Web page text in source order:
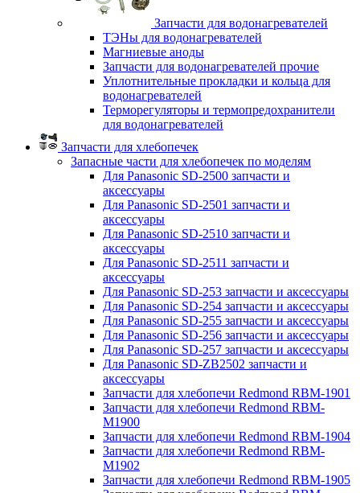
Запчасти для водонагревателей
ТЭНы для водонагревателей
Магниевые аноды
Запчасти для водонагревателей прочие
Уплотнительные прокладки и кольца для
водонагревателей
Терморегуляторы и термопредохранители
для водонагревателей
Запчасти для хлебопечек
Запасные части для хлебопечек по моделям
Для Panasonic SD-2500 запчасти и
аксессуары
Для Panasonic SD-2501 запчасти и
аксессуары
Для Panasonic SD-2510 запчасти и
аксессуары
Для Panasonic SD-2511 запчасти и
аксессуары
Для Panasonic SD-253 запчасти и аксессуары
Для Panasonic SD-254 запчасти и аксессуары
Для Panasonic SD-255 запчасти и аксессуары
Для Panasonic SD-256 запчасти и аксессуары
Для Panasonic SD-257 запчасти и аксессуары
Для Panasonic SD-ZB2502 запчасти и
аксессуары
Запчасти для хлебопечи Redmond RBM-1901
Запчасти для хлебопечи Redmond RBM-
M1900
Запчасти для хлебопечи Redmond RBM-1904
Запчасти для хлебопечи Redmond RBM-
M1902
Запчасти для хлебопечи Redmond RBM-1905